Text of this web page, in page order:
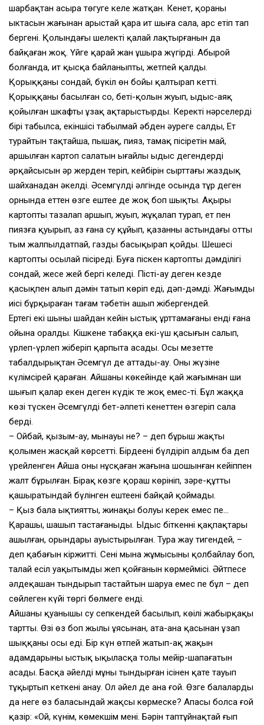
шарбақтан асыра төгуге келе жатқан. Кенет, қораның
ыктасын жағынан арыстай қара ит шыға сала, арс етіп тап
бергені. Қолындағы шелекті қалай лақтырғанын да
байқаған жоқ. Үйге қарай жан ұшыра жүгірді. Абырой
болғанда, ит қысқа байланыпты, жетпей қалды.
Қорыққаны сондай, бүкіл өн бойы қалтырап кетті.
Қорыққаны басылған соң, беті-қолын жуып, ыдыс-аяқ
қойылған шкафты ұзақ ақтарыстырды. Керекті нәрселердің
бірі табылса, екіншісі табылмай әбден әуреге салды, Ет
турайтын тақтайша, пышақ, пияз, тамақ пісіретін май,
аршылған картоп салатын ыңғайлы ыдыс дегендердің
әрқайсысын әр жерден теріп, кейбірін сырттағы жаздық
шайханадан әкелді. Әсемгүлдің әлгінде осында тұр деген
орнында еттен өзге ештеңе де жоқ боп шықты. Ақыры
картопты тазалап аршып, жуып, жұқалап турап, ет пен
пиязға қуырып, аз ғана су құйып, қазанның астындағы отты
тым жалпылдатпай, газды басыңқырап қойды. Шешесі
картопты осылай пісіреді. Буға піскен картоптың дәмділігі
сондай, жесең жей бергің келеді. Пісті-ау деген кезде
қасықпен алып дәмін татып көріп еді, дәп-дәмді. Жағымды
иісі бұрқыраған тағам тәбетін ашып жібергендей.
Ертеңгі екі шыны шайдан кейін ыстық ұрттамағаны енді ғана
ойына оралды. Кішкене табаққа екі-үш қасығын салып,
үрлеп-үрлеп жіберіп қарпыта асады. Осы мезетте
табалдырықтан Әсемгүл де аттады-ау. Оның жүзіне
күлімсірей қараған. Айшаның көкейінде қай жағымнан ши
шығып қалар екен деген күдік те жоқ емес-ті. Бұл жаққа
көзі түскен Әсемгүлдің бет-әлпеті кенеттен өзгеріп сала
берді.
– Ойбай, қызым-ау, мынауың не? – деп бұрыш жақты
қолымен жасқай көрсетті. Бірдеңені бүлдіріп алдым ба деп
үрейленген Айша оның нұсқаған жағына шошынған кейіппен
жалт бұрылған. Бірақ көзге қораш көрініп, зәре-құтты
қашыратындай бүлінген ештеңені байқай қоймады.
– Қыз бала ықтиятты, жинақы болуы керек емес пе…
Қарашы, шашып тастағаныңды. Ыдыс біткеннің қақпақтары
ашылған, орындары ауыстырылған. Тура жау тигендей, –
деп қабағын кіржитті. Сенің мына жұмысыңның қолбайлау боп,
талай есіл уақытымды жеп қойғанын көрмеймісің. Әйтпесе
әлдеқашан тындырып тастайтын шаруа емес пе бұл – деп
сөйлеген күйі төргі бөлмеге енді.
Айшаның қуанышы су сепкендей басылып, көңілі жабырқаңқы
тартты. Өзі өз боп жылы ұясынан, ата-ана қасынан ұзап
шыққаны осы еді. Бір күн өтпей жатып-ақ жақын
адамдарының ыстық ықыласқа толы мейір-шапағатын
аңсады. Басқа әйелдің мұның тындырған ісінен қате тауып
тұқыртып кеткені анау. Ол әйел де ана ғой. Өзге балаларды
да неге өз баласындай жақсы көрмеске? Апасы болса ғой
қазір: «Ой, күнім, көмекшім менің. Бәрін таптұйнақтай ғып